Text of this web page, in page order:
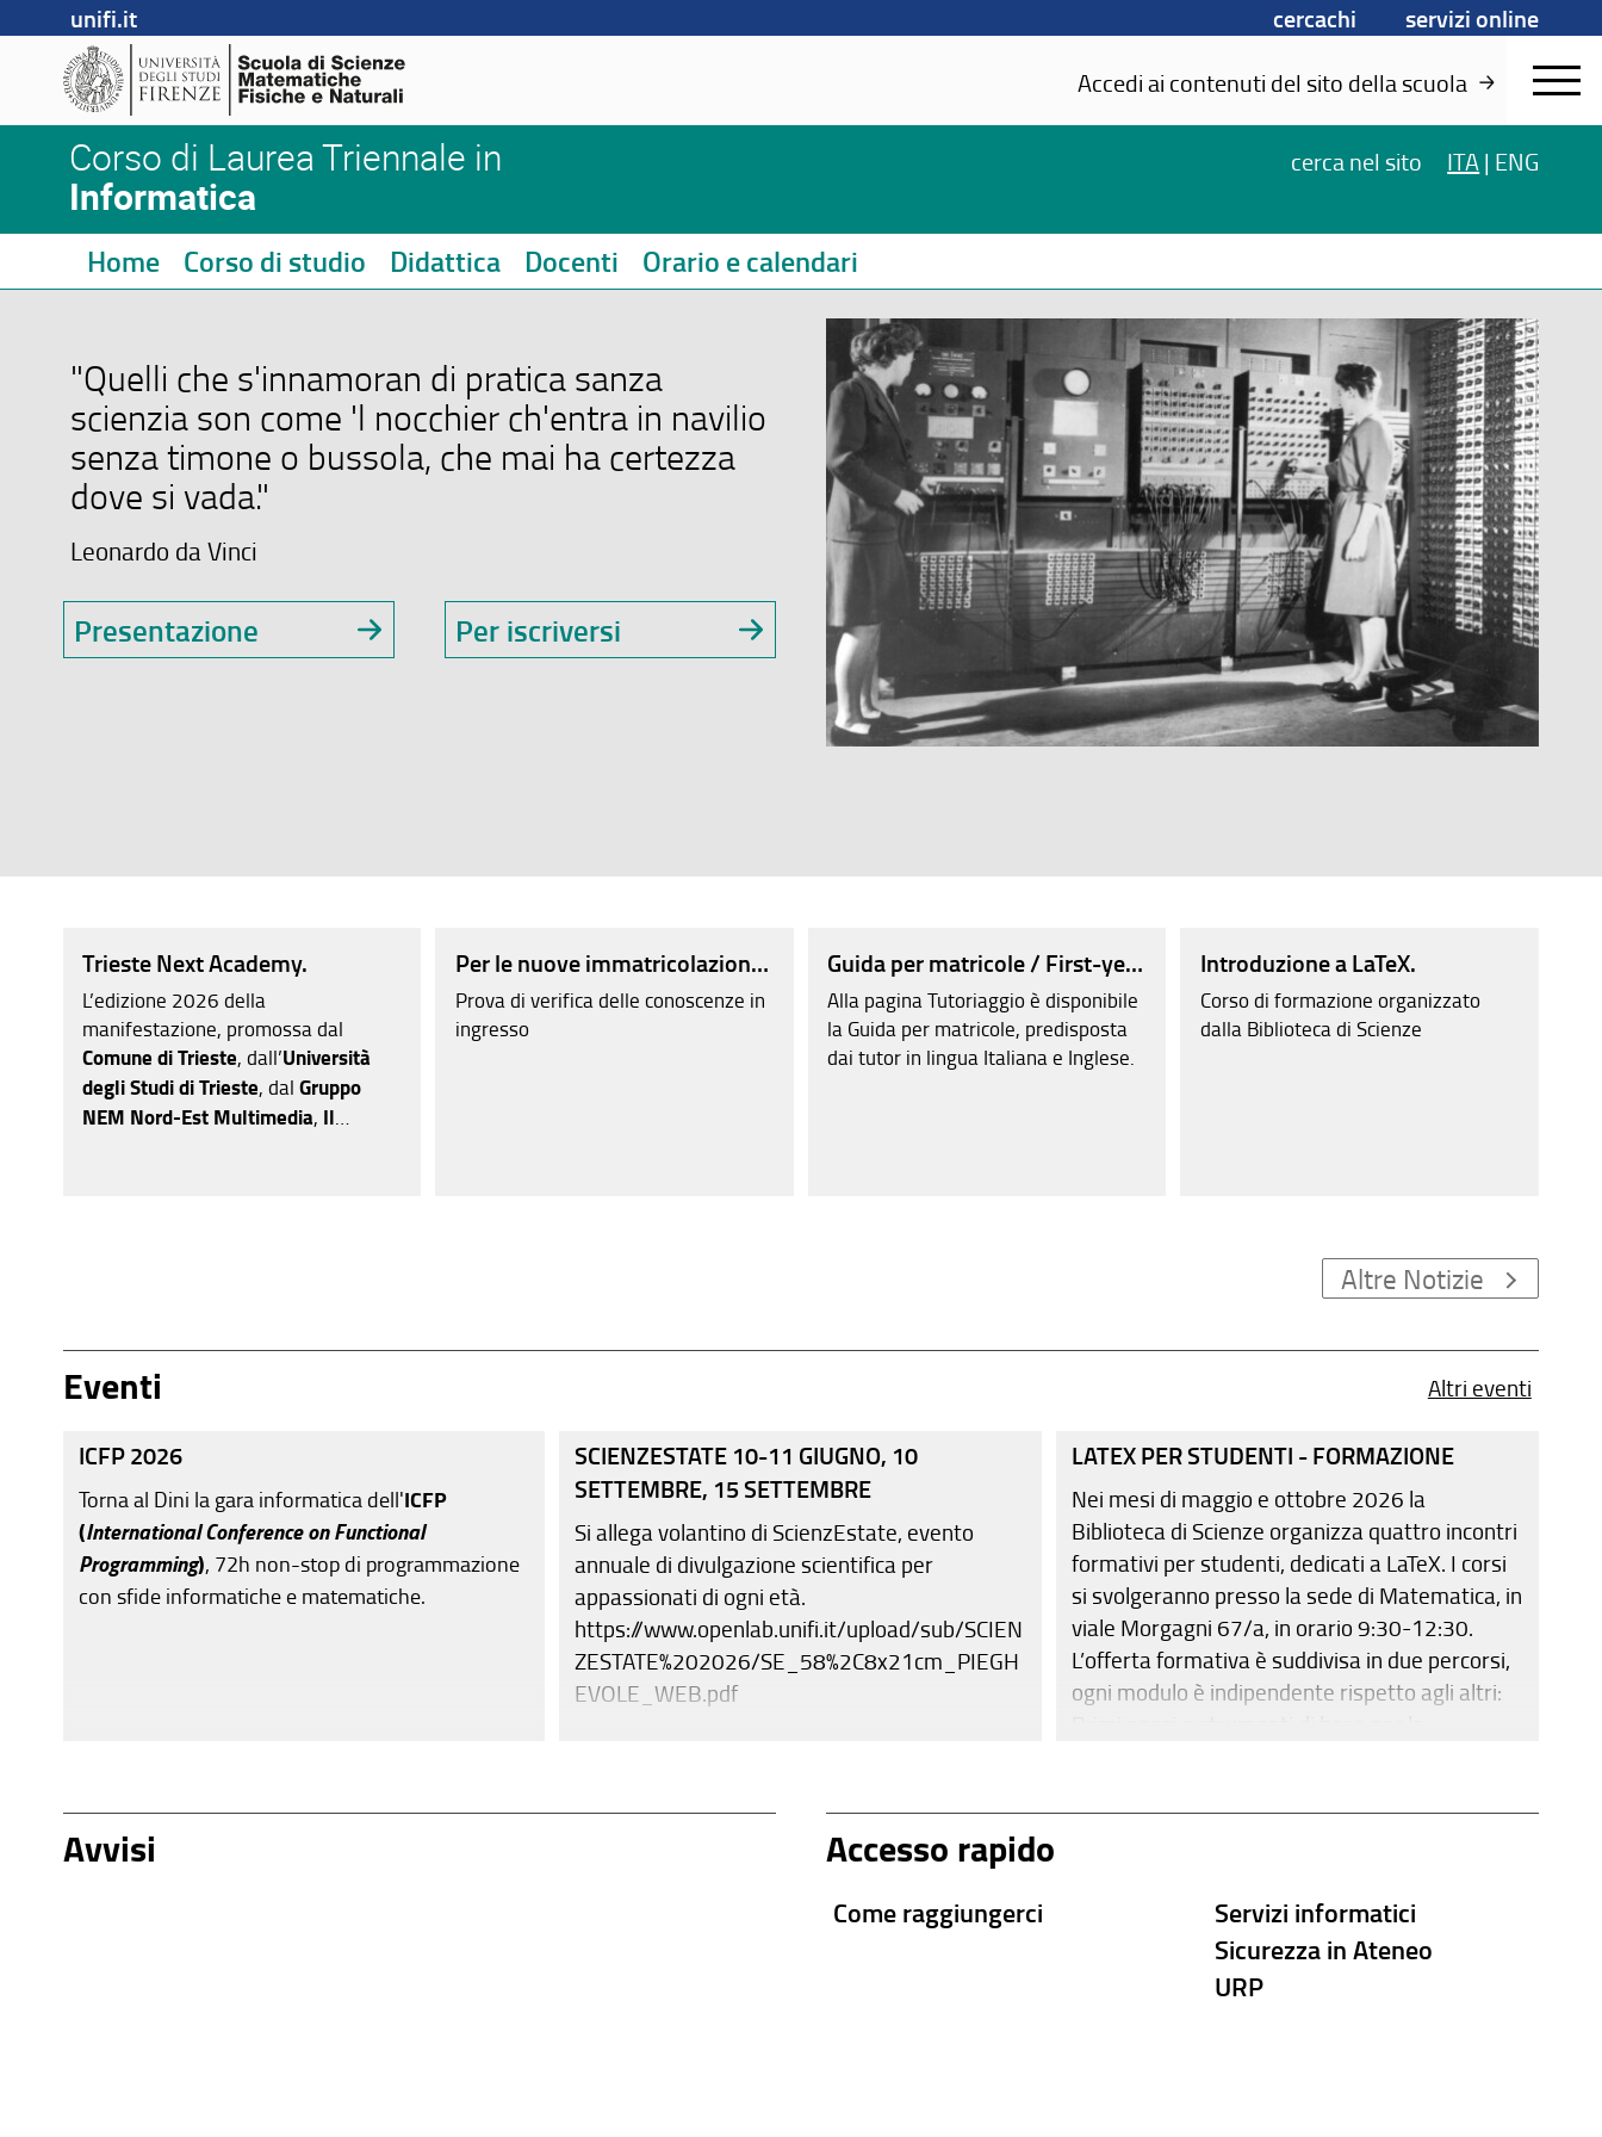
unifi.it cercachi
servizi online
Accedi ai contenuti del sito della scuola
Corso di Laurea Triennale in
Informatica
cerca nel sito ITA | ENG
Home Corso di studio Didattica Docenti Orario e calendari
"Quelli che s'innamoran di pratica sanza
scienzia son come 'l nocchier ch'entra in navilio
senza timone o bussola, che mai ha certezza
dove si vada."
Leonardo da Vinci
Presentazione Per iscriversi
Trieste Next Academy.
L’edizione 2026 della
manifestazione, promossa dal
Comune di Trieste, dall’Università
degli Studi di Trieste, dalGruppo
NEM Nord-Est Multimedia, Il
Per le nuove immatricolazioni: TOLC-S.
Prova di verifica delle conoscenze in
ingresso
Guida per matricole / First-year student guide.
Alla pagina Tutoriaggio è disponibile
la Guida per matricole, predisposta
dai tutor in lingua Italiana e Inglese.
Introduzione a LaTeX.
Corso di formazione organizzato
dalla Biblioteca di Scienze
Altre Notizie
Eventi Altri eventi
ICFP 2026
Torna al Dini la gara informatica dell'ICFP
(International Conference on Functional
Programming), 72h non-stop di programmazione
con sfide informatiche e matematiche.
SCIENZESTATE 10-11 GIUGNO, 10
SETTEMBRE, 15 SETTEMBRE
Si allega volantino di ScienzEstate, evento
annuale di divulgazione scientifica per
appassionati di ogni età.
https://www.openlab.unifi.it/upload/sub/SCIEN
ZESTATE%202026/SE_58%2C8x21cm_PIEGH
EVOLE_WEB.pdf
LATEX PER STUDENTI - FORMAZIONE
Nei mesi di maggio e ottobre 2026 la
Biblioteca di Scienze organizza quattro incontri
formativi per studenti, dedicati a LaTeX. I corsi
si svolgeranno presso la sede di Matematica, in
viale Morgagni 67/a, in orario 9:30-12:30.
L’offerta formativa è suddivisa in due percorsi,
ogni modulo è indipendente rispetto agli altri:
redazione della bibliografia (22 maggio e 23
scinlinea@sba.unifi.it, specificando la data
prescelta e la matricola. Sarai poi ricontattato
per confermare l’iscrizione.
Avvisi Accesso rapido
Come raggiungerci
Servizi informatici
Sicurezza in Ateneo
URP